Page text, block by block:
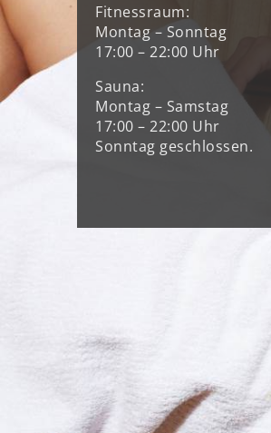
Fitnessraum:
Montag – Sonntag
17:00 – 22:00 Uhr
Sauna:
Montag – Samstag
17:00 – 22:00 Uhr
Sonntag geschlossen.